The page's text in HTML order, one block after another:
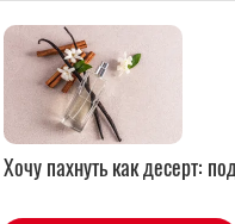
Хочу пахнуть как десерт: